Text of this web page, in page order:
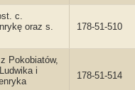
c.
oraz s.
178-51-510
Pokobiatów,
i
178-51-514